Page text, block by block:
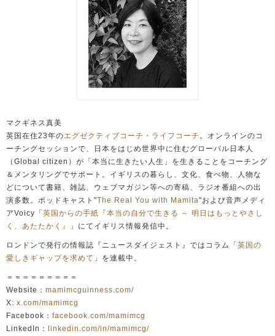
マクギネス真美
英国在住23年のエグゼクティブコーチ・ライフコーチ 。オンラインのコ
ーチングセッションで、日本をはじめ世界中に住むグローバル日本人
（Global citizen）が「本当に生きたい人生」を生きることをコーチング
＆メンタリングでサポート。イギリスの暮らし、文化、食べ物、人物な
どについて書籍、雑誌、ウェブマガジン等への寄稿、ラジオ番組への出
演多数。ポッドキャスト"The Real You with Mamita"および音声メディ
アVoicy「英国からの手紙『本当の自分で生きる ～ 明日はもっとやさし
く、あたたかく』
」にてイギリス情報発信中。
ロンドンで発行の情報誌『ニュースダイジェスト』ではコラム「英国の
愛しきギャップを求めて 」を連載中。
＝＝＝＝＝＝＝＝＝
Website： mamimcguinness.com/
X: x.com/mamimcg
Facebook： facebook.com/mamimcg
LinkedIn： linkedin.com/in/mamimcg/